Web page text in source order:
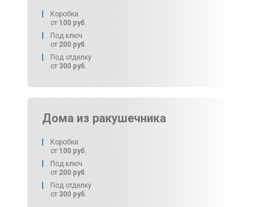
Коробка
от 100 руб.
Под ключ
от 200 руб.
Под отделку
от 300 руб.
Дома из ракушечника
Коробка
от 100 руб.
Под ключ
от 200 руб.
Под отделку
от 300 руб.